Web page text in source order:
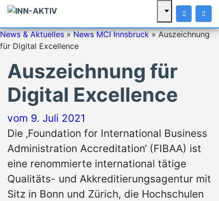
News & Aktuelles»News MCI Innsbruck»Auszeichnung
für Digital Excellence
Auszeichnung für
Digital Excellence
vom 9. Juli 2021
Die ‚Foundation for International Business
Administration Accreditation‘ (FIBAA) ist
eine renommierte international tätige
Qualitäts- und Akkreditierungsagentur mit
Sitz in Bonn und Zürich, die Hochschulen